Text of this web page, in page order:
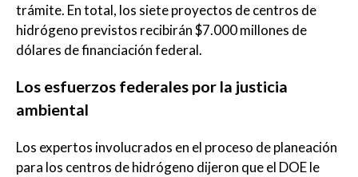
trámite. En total, los siete proyectos de centros de
hidrógeno previstos recibirán $7.000 millones de
dólares de financiación federal.
Los esfuerzos federales por la justicia
ambiental
Los expertos involucrados en el proceso de planeación
para los centros de hidrógeno dijeron que el DOE le